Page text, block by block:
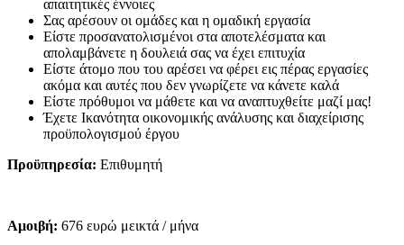
απαιτητικές έννοιες
Σας αρέσουν οι ομάδες και η ομαδική εργασία
Είστε προσανατολισμένοι στα αποτελέσματα και
απολαμβάνετε η δουλειά σας να έχει επιτυχία
Είστε άτομο που του αρέσει να φέρει εις πέρας εργασίες
ακόμα και αυτές που δεν γνωρίζετε να κάνετε καλά
Είστε πρόθυμοι να μάθετε και να αναπτυχθείτε μαζί μας!
Έχετε Ικανότητα οικονομικής ανάλυσης και διαχείρισης
προϋπολογισμού έργου
Προϋπηρεσία: Επιθυμητή
Αμοιβή: 676 ευρώ μεικτά / μήνα